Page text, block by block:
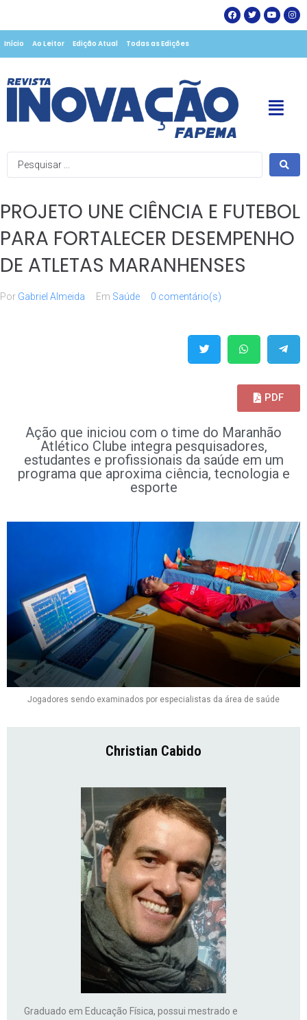
Início Ao Leitor Edição Atual Todas as Edições
PROJETO UNE CIÊNCIA E FUTEBOL
PARA FORTALECER DESEMPENHO
DE ATLETAS MARANHENSES
Por Gabriel Almeida Em Saúde 0 comentário(s)
PDF
Ação que iniciou com o time do Maranhão
Atlético Clube integra pesquisadores,
estudantes e profissionais da saúde em um
programa que aproxima ciência, tecnologia e
esporte
Jogadores sendo examinados por especialistas da área de saúde
Christian Cabido
Graduado em Educação Física, possui mestrado e